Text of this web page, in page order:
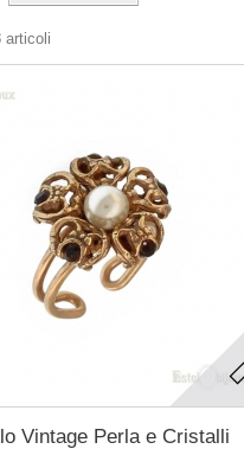
articoli
Vintage Perla e Cristalli